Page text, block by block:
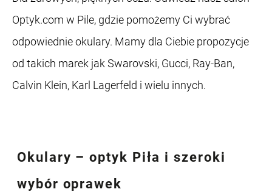
Optyk.com w Pile, gdzie pomożemy Ci wybrać
odpowiednie okulary. Mamy dla Ciebie propozycje
od takich marek jak Swarovski, Gucci, Ray-Ban,
Calvin Klein, Karl Lagerfeld i wielu innych.
Okulary – optyk Piła i szeroki
wybór oprawek